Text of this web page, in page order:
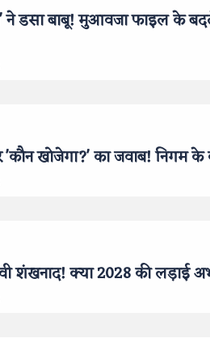
ने डसा बाबू! मुआवजा फाइल के
'कौन खोजेगा?' का जवाब! निगम के
शंखनाद! क्या 2028 की लड़ाई